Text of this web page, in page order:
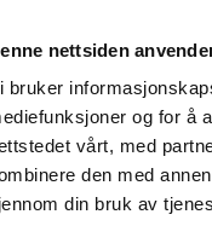
nettsiden
bruker
og for å
vårt, med
den med
din bruk av